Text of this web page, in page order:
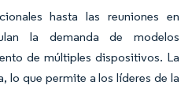
hasta las reuniones en
la demanda de modelos
de múltiples dispositivos. La
lo que permite a los líderes de la